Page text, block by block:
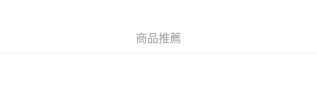
商品推薦